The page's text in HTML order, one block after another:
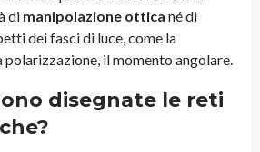
di manipolazione ottica né di
dei fasci di luce, come la
polarizzazione, il momento angolare.
disegnate le reti